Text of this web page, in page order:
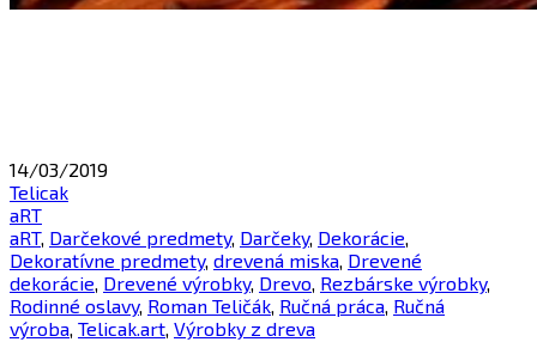
14/03/2019
Telicak
aRT
aRT, Darčekové predmety, Darčeky, Dekorácie,
Dekoratívne predmety, drevená miska, Drevené
dekorácie, Drevené výrobky, Drevo, Rezbárske výrobky,
Rodinné oslavy, Roman Teličák, Ručná práca, Ručná
výroba, Telicak.art, Výrobky z dreva